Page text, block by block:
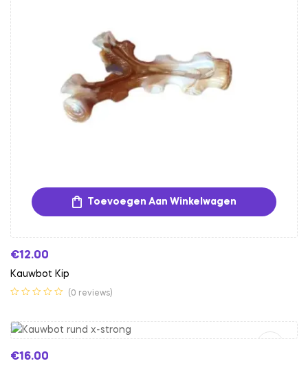
Toevoegen Aan Winkelwagen
€12.00
Kauwbot Kip
(0 reviews)
€16.00